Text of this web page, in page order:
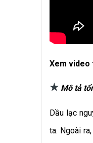
Xem video
★ Mô tả
Dầu lạc
ta. Ngoài